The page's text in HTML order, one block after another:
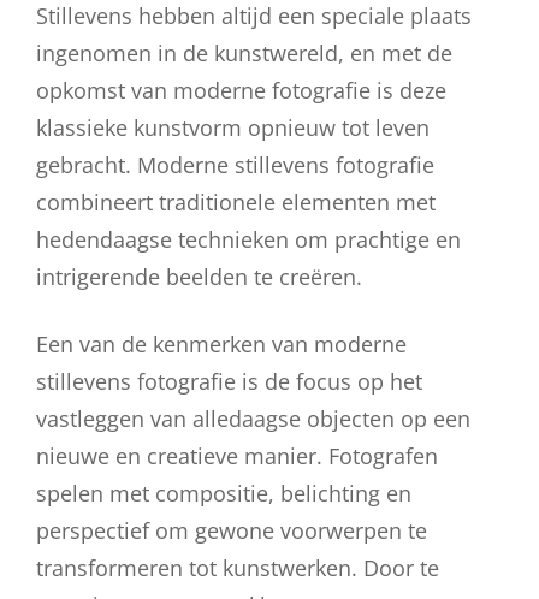
Stillevens hebben altijd een speciale plaats
ingenomen in de kunstwereld, en met de
opkomst van moderne fotografie is deze
klassieke kunstvorm opnieuw tot leven
gebracht. Moderne stillevens fotografie
combineert traditionele elementen met
hedendaagse technieken om prachtige en
intrigerende beelden te creëren.
Een van de kenmerken van moderne
stillevens fotografie is de focus op het
vastleggen van alledaagse objecten op een
nieuwe en creatieve manier. Fotografen
spelen met compositie, belichting en
perspectief om gewone voorwerpen te
transformeren tot kunstwerken. Door te